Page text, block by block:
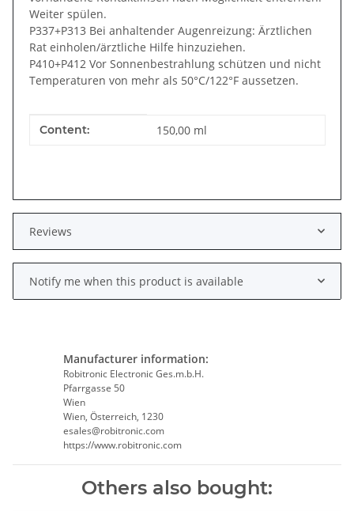
Weiter spülen.
P337+P313 Bei anhaltender Augenreizung: Ärztlichen
Rat einholen/ärztliche Hilfe hinzuziehen.
P410+P412 Vor Sonnenbestrahlung schützen und nicht
Temperaturen von mehr als 50°C/122°F aussetzen.
Item information
Value
Content: 150,00 ml
Reviews
Notify me when this product is available
Manufacturer information:
Robitronic Electronic Ges.m.b.H.
Pfarrgasse 50
Wien
Wien, Österreich, 1230
esales@robitronic.com
https://www.robitronic.com
Others also bought: